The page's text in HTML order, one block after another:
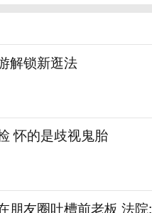
解锁新逛法
怀的是歧视鬼胎
朋友圈吐槽前老板 法院: